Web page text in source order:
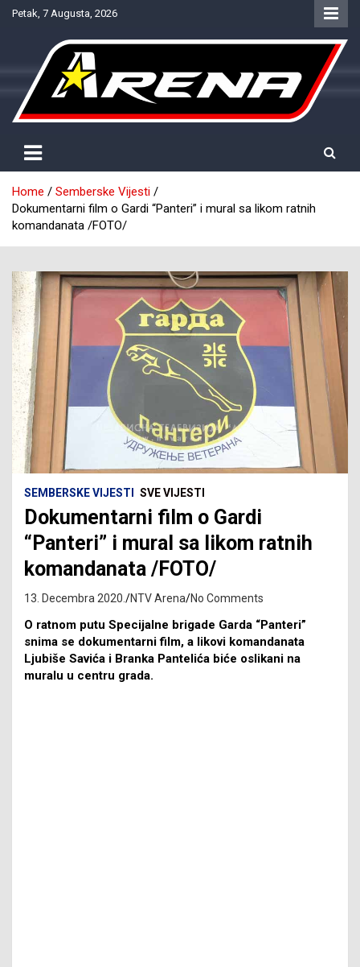
SkipPetak, 7 Augusta, 2026
NTV Arena
Home
Semberske Vijesti
Dokumentarni film o Gardi “Panteri” i mural sa likom ratnih
komandanata /FOTO/
SEMBERSKE VIJESTI SVE VIJESTI
Dokumentarni film o Gardi
“Panteri” i mural sa likom ratnih
komandanata /FOTO/
13. Decembra 2020. NTV Arena No Comments
O ratnom putu Specijalne brigade Garda “Panteri”
snima se dokumentarni film, a likovi komandanata
Ljubiše Savića i Branka Pantelića biće oslikani na
muralu u centru grada.